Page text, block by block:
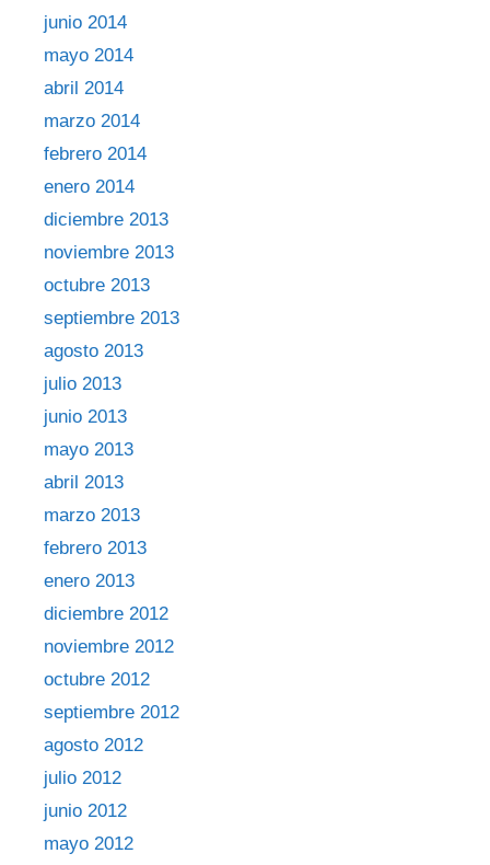
junio 2014
mayo 2014
abril 2014
marzo 2014
febrero 2014
enero 2014
diciembre 2013
noviembre 2013
octubre 2013
septiembre 2013
agosto 2013
julio 2013
junio 2013
mayo 2013
abril 2013
marzo 2013
febrero 2013
enero 2013
diciembre 2012
noviembre 2012
octubre 2012
septiembre 2012
agosto 2012
julio 2012
junio 2012
mayo 2012